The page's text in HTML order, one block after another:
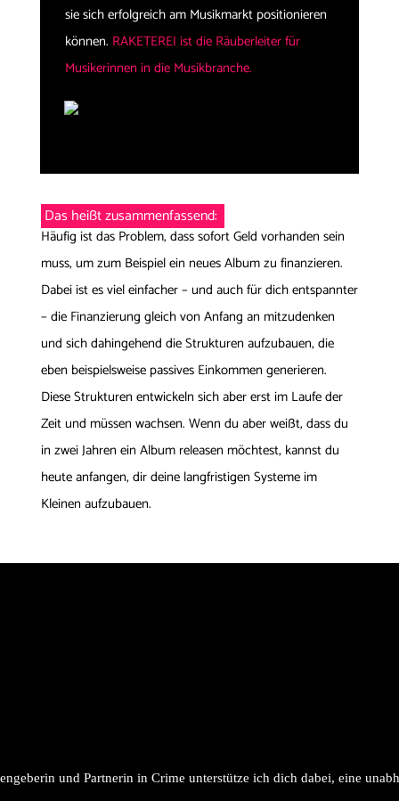
sie sich erfolgreich am Musikmarkt positionieren
können. RAKETEREI ist die Räuberleiter für
Musikerinnen in die Musikbranche.
Das heißt zusammenfassend:
Häufig ist das Problem, dass sofort Geld vorhanden sein
muss, um zum Beispiel ein neues Album zu finanzieren.
Dabei ist es viel einfacher – und auch für dich entspannter
– die Finanzierung gleich von Anfang an mitzudenken
und sich dahingehend die Strukturen aufzubauen, die
eben beispielsweise passives Einkommen generieren.
Diese Strukturen entwickeln sich aber erst im Laufe der
Zeit und müssen wachsen. Wenn du aber weißt, dass du
in zwei Jahren ein Album releasen möchtest, kannst du
heute anfangen, dir deine langfristigen Systeme im
Kleinen aufzubauen.
und Partnerin in Crime unterstütze ich dich dabei, eine